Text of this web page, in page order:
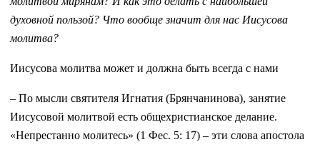
духовной пользой? Что вообще значит для нас Иисусова
молитва?
Иисусова молитва может и должна быть всегда с нами
– По мысли святителя Игнатия (Брянчанинова), занятие
Иисусовой молитвой есть общехристианское делание.
«Непрестанно молитесь» (1 Фес. 5: 17) – эти слова апостола